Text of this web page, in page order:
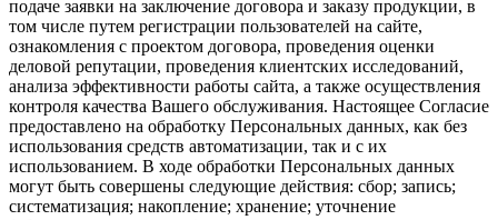
подаче заявки на заключение договора и заказу продукции, в
том числе путем регистрации пользователей на сайте,
ознакомления с проектом договора, проведения оценки
деловой репутации, проведения клиентских исследований,
анализа эффективности работы сайта, а также осуществления
контроля качества Вашего обслуживания. Настоящее Согласие
предоставлено на обработку Персональных данных, как без
использования средств автоматизации, так и с их
использованием. В ходе обработки Персональных данных
могут быть совершены следующие действия: сбор; запись;
систематизация; накопление; хранение; уточнение